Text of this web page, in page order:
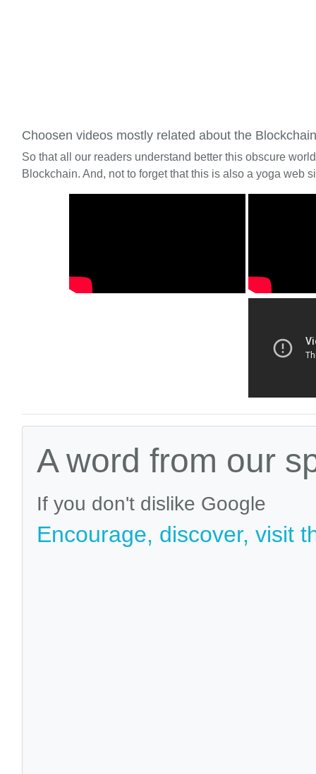
Choosen videos mostly related about the Blockchain
So that all our readers understand better this obscure
Blockchain. And, not to forget that this is also a yoga web
A word from our
If you don't dislike Google
Encourage, discover, visit